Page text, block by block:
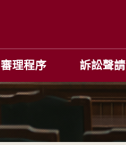
審理程序 訴訟聲請